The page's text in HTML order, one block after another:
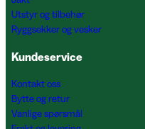
Utstyr og tilbehør
Ryggsekker og vesker
Kundeservice
Kontakt oss
Bytte og retur
Vanlige spørsmål